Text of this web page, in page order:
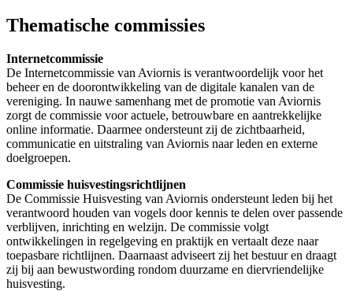
Thematische commissies
Internetcommissie
De Internetcommissie van Aviornis is verantwoordelijk voor het
beheer en de doorontwikkeling van de digitale kanalen van de
vereniging. In nauwe samenhang met de promotie van Aviornis
zorgt de commissie voor actuele, betrouwbare en aantrekkelijke
online informatie. Daarmee ondersteunt zij de zichtbaarheid,
communicatie en uitstraling van Aviornis naar leden en externe
doelgroepen.
Commissie huisvestingsrichtlijnen
De Commissie Huisvesting van Aviornis ondersteunt leden bij het
verantwoord houden van vogels door kennis te delen over passende
verblijven, inrichting en welzijn. De commissie volgt
ontwikkelingen in regelgeving en praktijk en vertaalt deze naar
toepasbare richtlijnen. Daarnaast adviseert zij het bestuur en draagt
zij bij aan bewustwording rondom duurzame en diervriendelijke
huisvesting.